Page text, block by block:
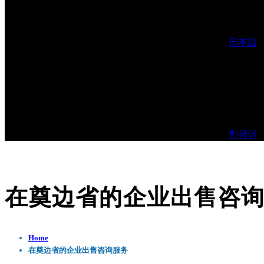
日本語
한국어
在奠边省的企业出售咨
Home
在奠边省的企业出售咨询服务